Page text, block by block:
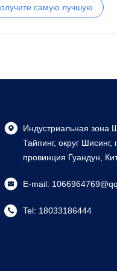
профили,
самую лучшую
Индустриальная зона
Тайпинг, округ Шисинг,
провинция Гуандун,
E-mail:
Tel: 18033186444